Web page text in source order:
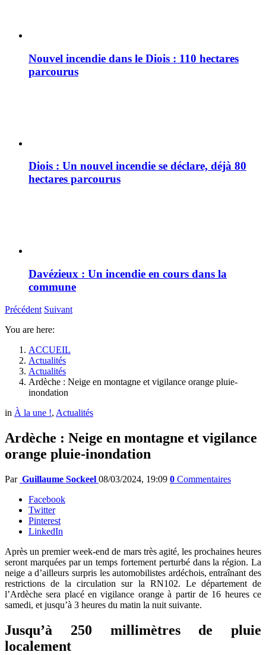
Nouvel incendie dans le Diois : 110 hectares
parcourus
Diois : Un nouvel incendie se déclare, déjà 80
hectares parcourus
Davézieux : Un incendie en cours dans la
commune
Précédent Suivant
You are here:
ACCUEIL
Actualités
Actualités
Ardèche : Neige en montagne et vigilance orange pluie-
inondation
in À la une !, Actualités
Ardèche : Neige en montagne et vigilance
orange pluie-inondation
Par Guillaume Sockeel 08/03/2024, 19:09 0 Commentaires
Facebook
Twitter
Pinterest
LinkedIn
Après un premier week-end de mars très agité, les prochaines heures
seront marquées par un temps fortement perturbé dans la région. La
neige a d’ailleurs surpris les automobilistes ardéchois, entraînant des
restrictions de la circulation sur la RN102. Le département de
l’Ardèche sera placé en vigilance orange à partir de 16 heures ce
samedi, et jusqu’à 3 heures du matin la nuit suivante.
Jusqu’à 250 millimètres de pluie
localement